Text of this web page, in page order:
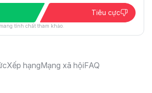
Tiêu cực
tính chất tham khảo.
Xếp hạngMạng xã hộiFAQ